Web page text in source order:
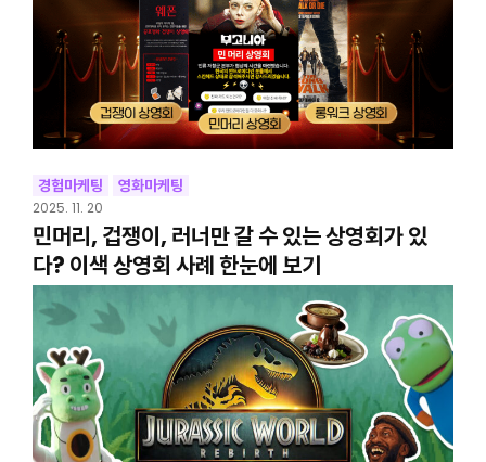
경험마케팅 영화마케팅
2025. 11. 20
민머리, 겁쟁이, 러너만 갈 수 있는 상영회가 있
다? 이색 상영회 사례 한눈에 보기